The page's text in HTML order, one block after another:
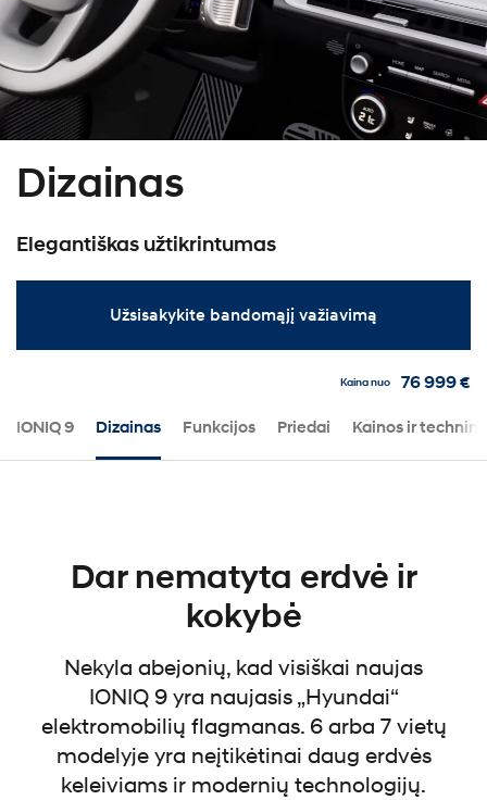
Dizainas
Elegantiškas užtikrintumas
Užsisakykite bandomąjį važiavimą
IONIQ 9 Dizainas Funkcijos Priedai Kainos ir
Kaina nuo 76 999 €
Dar nematyta erdvė ir
kokybė
Nekyla abejonių, kad visiškai naujas
IONIQ 9 yra naujasis „Hyundai“
elektromobilių flagmanas. 6 arba 7 vietų
modelyje yra neįtikėtinai daug erdvės
keleiviams ir modernių technologijų.